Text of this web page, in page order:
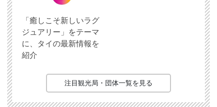
「癒しこそ新しいラグ
ジュアリー」をテーマ
に、タイの最新情報を
紹介
注目観光局・団体一覧を見る